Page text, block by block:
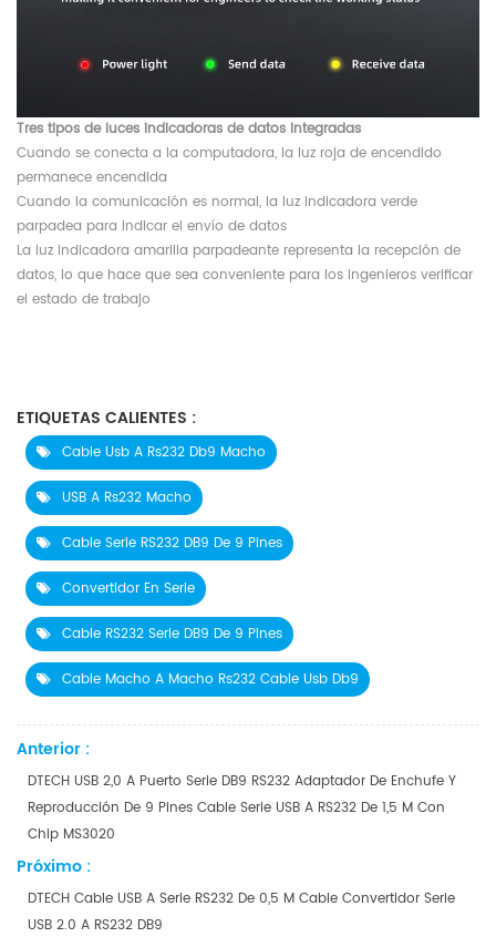
Tres tipos de luces indicadoras de datos integradas
Cuando se conecta a la computadora, la luz roja de encendido
permanece encendida
Cuando la comunicación es normal, la luz indicadora verde
parpadea para indicar el envío de datos
La luz indicadora amarilla parpadeante representa la recepción de
datos, lo que hace que sea conveniente para los ingenieros verificar
el estado de trabajo
ETIQUETAS CALIENTES :
Cable Usb A Rs232 Db9 Macho
USB A Rs232 Macho
Cable Serie RS232 DB9 De 9 Pines
Convertidor En Serie
Cable RS232 Serie DB9 De 9 Pines
Cable Macho A Macho Rs232 Cable Usb Db9
Anterior :
DTECH USB 2,0 A Puerto Serie DB9 RS232 Adaptador De Enchufe Y
Reproducción De 9 Pines Cable Serie USB A RS232 De 1,5 M Con
Chip MS3020
Próximo :
DTECH Cable USB A Serie RS232 De 0,5 M Cable Convertidor Serie
USB 2.0 A RS232 DB9